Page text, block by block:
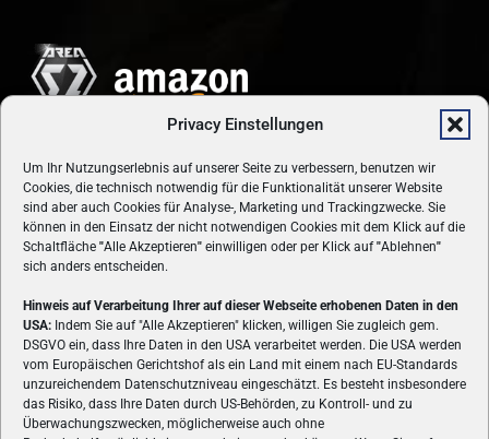
Privacy Einstellungen
Um Ihr Nutzungserlebnis auf unserer Seite zu verbessern, benutzen wir
Cookies, die technisch notwendig für die Funktionalität unserer Website
sind aber auch Cookies für Analyse-, Marketing und Trackingzwecke. Sie
können in den Einsatz der nicht notwendigen Cookies mit dem Klick auf die
Schaltfläche "Alle Akzeptieren" einwilligen oder per Klick auf"Ablehnen"
sich anders entscheiden.
Hinweis auf Verarbeitung Ihrer auf dieser Webseite erhobenen Daten in den
USA: Indem Sie auf "Alle Akzeptieren" klicken, willigen Sie zugleich gem.
DSGVO ein, dass Ihre Daten in den USA verarbeitet werden. Die USA werden
vom Europäischen Gerichtshof als ein Land mit einem nach EU-Standards
unzureichendem Datenschutzniveau eingeschätzt. Es besteht insbesondere
das Risiko, dass Ihre Daten durch US-Behörden, zu Kontroll- und zu
Überwachungszwecken, möglicherweise auch ohne
ÜBER UNS
VON GAMERN, FÜR GAMER! Gamers.at ist das älteste Online-
Spielemagazin Österreichs und bringt täglich aktuelle News,
Reviews und Videos zu PC- und Konsolenspielen, Gaming-